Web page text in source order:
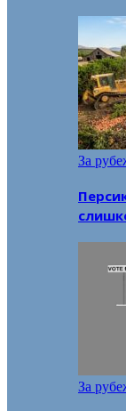
За
За